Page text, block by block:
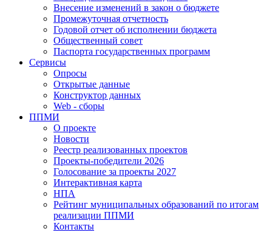
Внесение изменений в закон о бюджете
Промежуточная отчетность
Годовой отчет об исполнении бюджета
Общественный совет
Паспорта государственных программ
Сервисы
Опросы
Открытые данные
Конструктор данных
Web - сборы
ППМИ
О проекте
Новости
Реестр реализованных проектов
Проекты-победители 2026
Голосование за проекты 2027
Интерактивная карта
НПА
Рейтинг муниципальных образований по итогам
реализации ППМИ
Контакты